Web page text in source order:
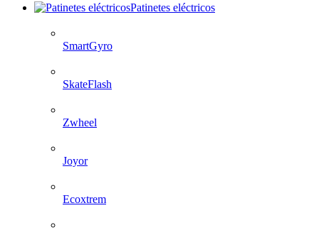
Patinetes eléctricos
SmartGyro
SkateFlash
Zwheel
Joyor
Ecoxtrem